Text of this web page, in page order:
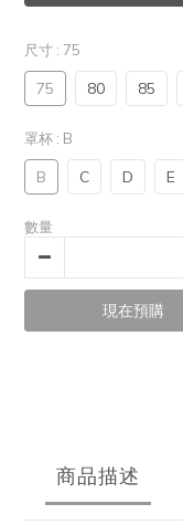
尺寸 : 75
75 80 85
罩杯 : B
B C D E
數量
現在預購
商品描述